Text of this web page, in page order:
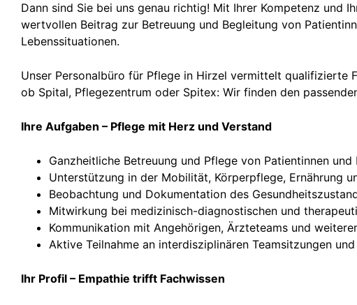
Dann sind Sie bei uns genau richtig! Mit Ihrer Kompetenz und
wertvollen Beitrag zur Betreuung und Begleitung von
Lebenssituationen.
Unser Personalbüro für Pflege in Hirzel vermittelt qualifizierte
ob Spital, Pflegezentrum oder Spitex: Wir finden den
Ihre Aufgaben – Pflege mit Herz und Verstand
Ganzheitliche Betreuung und Pflege von Patientinnen
Unterstützung in der Mobilität, Körperpflege, Ernährung
Beobachtung und Dokumentation des
Mitwirkung bei medizinisch-diagnostischen und
Kommunikation mit Angehörigen, Ärzteteams und
Aktive Teilnahme an interdisziplinären Teamsitzungen
Ihr Profil – Empathie trifft Fachwissen